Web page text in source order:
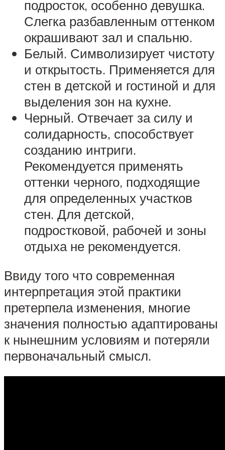
подросток, особенно девушка.
Слегка разбавленным оттенком
окрашивают зал и спальню.
Белый. Символизирует чистоту
и открытость. Применяется для
стен в детской и гостиной и для
выделения зон на кухне.
Черный. Отвечает за силу и
солидарность, способствует
созданию интриги.
Рекомендуется применять
оттенки черного, подходящие
для определенных участков
стен. Для детской,
подростковой, рабочей и зоны
отдыха не рекомендуется.
Ввиду того что современная
интерпретация этой практики
претерпела изменения, многие
значения полностью адаптированы
к нынешним условиям и потеряли
первоначальный смысл.